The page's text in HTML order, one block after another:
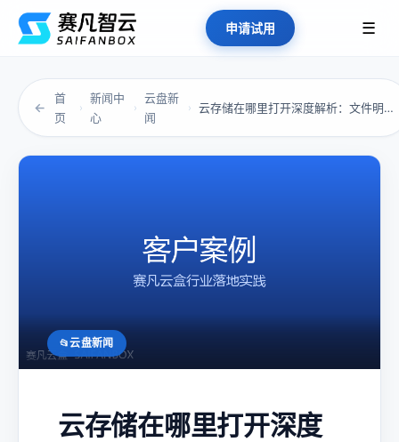
申请试用 ☰
←
首
页
›
新闻中
心
›
云盘新
闻
› 云存储在哪里打开深度解析：文件明明在云上，却...
云盘新闻
云存储在哪里打开深度